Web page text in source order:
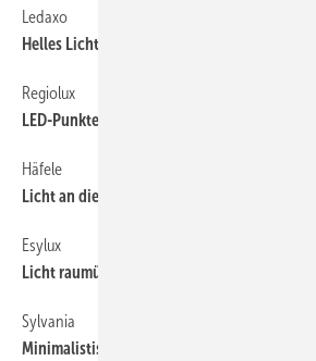
Ledaxo
Helles Licht in heißen Hallen
Regiolux
LED-Punkte zum Lichtband gefügt
Häfele
Licht an die richtige Stelle bringen
Esylux
Licht raumübergreifend und zeitabhängig
Sylvania
Minimalistisches für maximale Lichtleistung